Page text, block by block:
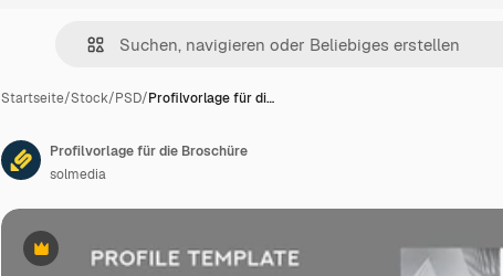
Startseite/Stock/PSD/Profilvorlage für di…
Premium
Profilvorlage für die Broschüre
solmedia